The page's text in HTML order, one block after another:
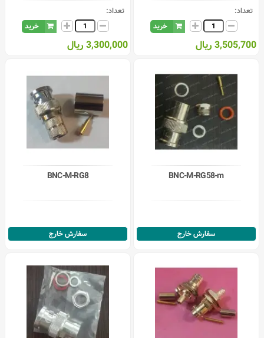
تعداد:
خرید
3,505,700 ریال
تعداد:
خرید
3,300,000 ریال
BNC-M-RG58-m
سفارش خارج
BNC-M-RG8
سفارش خارج